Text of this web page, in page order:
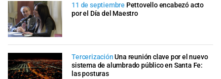
11 de septiembre Pettovello encabezó acto
por el Día del Maestro
Tercerización Una reunión clave por el nuevo
sistema de alumbrado público en Santa Fe:
las posturas